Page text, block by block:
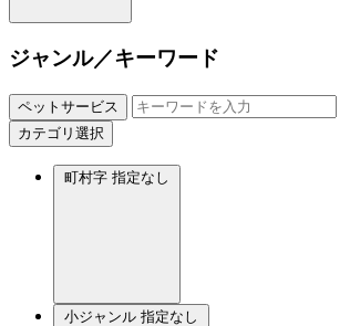
ジャンル／キーワード
ペットサービス
カテゴリ選択
町村字 指定なし
小ジャンル 指定なし